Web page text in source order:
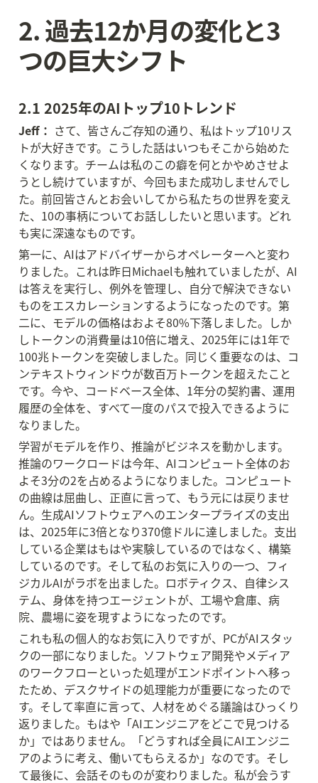
2. 過去12か月の変化と3
つの巨大シフト
2.1 2025年のAIトップ10トレンド
Jeff： さて、皆さんご存知の通り、私はトップ10リス
トが大好きです。こうした話はいつもそこから始めた
くなります。チームは私のこの癖を何とかやめさせよ
うとし続けていますが、今回もまた成功しませんでし
た。前回皆さんとお会いしてから私たちの世界を変え
た、10の事柄についてお話ししたいと思います。どれ
も実に深遠なものです。
第一に、AIはアドバイザーからオペレーターへと変わ
りました。これは昨日Michaelも触れていましたが、AI
は答えを実行し、例外を管理し、自分で解決できない
ものをエスカレーションするようになったのです。第
二に、モデルの価格はおよそ80%下落しました。しか
しトークンの消費量は10倍に増え、2025年には1年で
100兆トークンを突破しました。同じく重要なのは、コ
ンテキストウィンドウが数百万トークンを超えたこと
です。今や、コードベース全体、1年分の契約書、運用
履歴の全体を、すべて一度のパスで投入できるように
なりました。
学習がモデルを作り、推論がビジネスを動かします。
推論のワークロードは今年、AIコンピュート全体のお
よそ3分の2を占めるようになりました。コンピュート
の曲線は屈曲し、正直に言って、もう元には戻りませ
ん。生成AIソフトウェアへのエンタープライズの支出
は、2025年に3倍となり370億ドルに達しました。支出
している企業はもはや実験しているのではなく、構築
しているのです。そして私のお気に入りの一つ、フィ
ジカルAIがラボを出ました。ロボティクス、自律シス
テム、身体を持つエージェントが、工場や倉庫、病
院、農場に姿を現すようになったのです。
これも私の個人的なお気に入りですが、PCがAIスタッ
クの一部になりました。ソフトウェア開発やメディア
のワークフローといった処理がエンドポイントへ移っ
たため、デスクサイドの処理能力が重要になったので
す。そして率直に言って、人材をめぐる議論はひっくり
返りました。もはや「AIエンジニアをどこで見つける
か」ではありません。「どうすれば全員にAIエンジニ
アのように考え、働いてもらえるか」なのです。そし
て最後に、会話そのものが変わりました。私が会うす